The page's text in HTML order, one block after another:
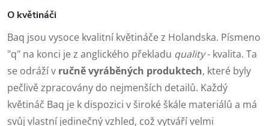
O květináči
Baq jsou vysoce kvalitní květináče z Holandska. Písmeno
"q" na konci je z anglického překladu quality- kvalita. Ta
se odráží v ručně vyráběných produktech, které byly
pečlivě zpracovány do nejmenších detailů. Každý
květináč Baq je k dispozici v široké škále materiálů a má
svůj vlastní jedinečný vzhled, což vytváří velmi